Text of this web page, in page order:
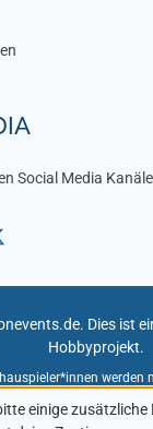
Social Media
Dies ist
Hobbyprojekt.
werden
und Figuren dient der
einige zusätzliche